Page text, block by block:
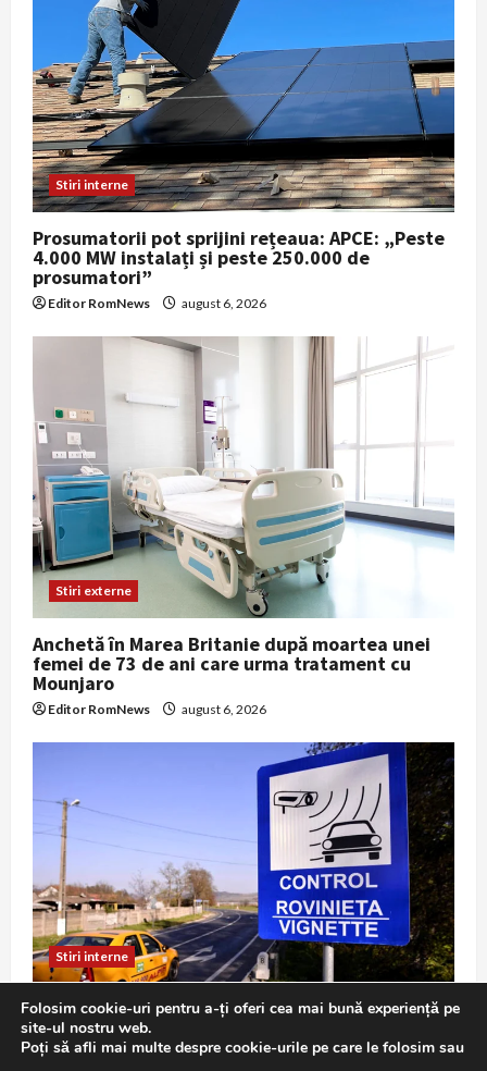
Stiri interne
Prosumatorii pot sprijini rețeaua: APCE: „Peste
4.000 MW instalați și peste 250.000 de
prosumatori”
Editor RomNews august 6, 2026
Stiri externe
Anchetă în Marea Britanie după moartea unei
femei de 73 de ani care urma tratament cu
Mounjaro
Editor RomNews august 6, 2026
Stiri interne
Atenție, șoferi: roviniete vândute cu adaosuri
mari pe un portal din Ungaria, avertizează
CNAIR
Folosim cookie-uri pentru a-ți oferi cea mai bună experiență pe
site-ul nostru web.
Poți să afli mai multe despre cookie-urile pe care le folosim sau